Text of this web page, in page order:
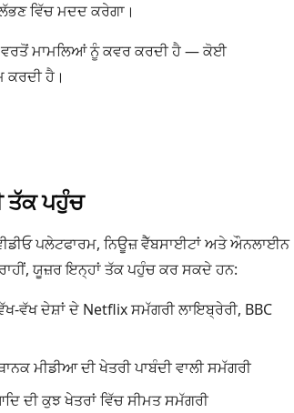
ਵਿੱਚ ਮਦਦ ਕਰੇਗਾ।
ਮਾਮਲਿਆਂ ਨੂੰ ਕਵਰ ਕਰਦੀ ਹੈ — ਕੋਈ
ਕਰਦੀ ਹੈ।
ਤੱਕ ਪਹੁੰਚ
ਪਲੇਟਫਾਰਮ, ਨਿਊਜ਼ ਵੈੱਬਸਾਈਟਾਂ ਅਤੇ ਔਨਲਾਈਨ
ਯੂਜ਼ਰ ਇਨ੍ਹਾਂ ਤੱਕ ਪਹੁੰਚ ਕਰ ਸਕਦੇ ਹਨ:
ਵੱਖ ਦੇਸ਼ਾਂ ਦੇ Netflix ਸਮੱਗਰੀ ਲਾਇਬ੍ਰੇਰੀ, BBC
ਮੀਡੀਆ ਦੀ ਖੇਤਰੀ ਪਾਬੰਦੀ ਵਾਲੀ ਸਮੱਗਰੀ
ਦੀ ਕੁਝ ਖੇਤਰਾਂ ਵਿੱਚ ਸੀਮਤ ਸਮੱਗਰੀ